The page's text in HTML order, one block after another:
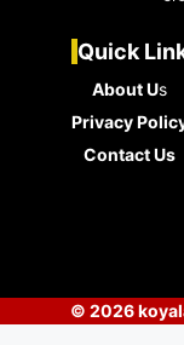
Quick
About Us
Privacy
Contact Us
© 2026